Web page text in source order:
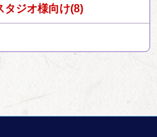
ジオ様向け(8)